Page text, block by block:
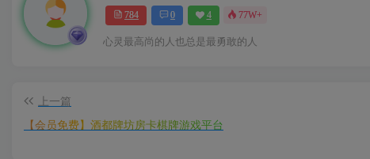
784 0 4 77W+
心灵最高尚的人也总是最勇敢的人
上一篇
【会员免费】酒都牌坊房卡棋牌游戏平台